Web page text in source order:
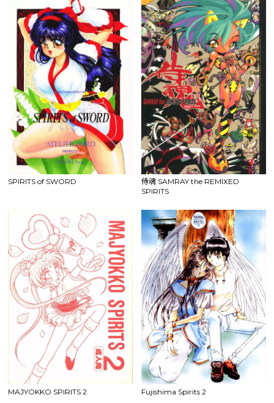
SPIRITS of SWORD
侍魂 SAMRAY the REMIXED
SPIRITS
MAJYOKKO SPIRITS 2 Fujishima Spirits 2